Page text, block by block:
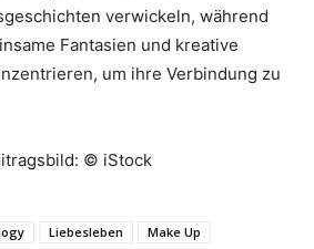
verwickeln, während
Fantasien und kreative
um ihre Verbindung zu
© iStock
Liebesleben
Make Up